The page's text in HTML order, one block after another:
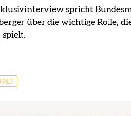
spricht
über die wichtige Rolle,
spielt.